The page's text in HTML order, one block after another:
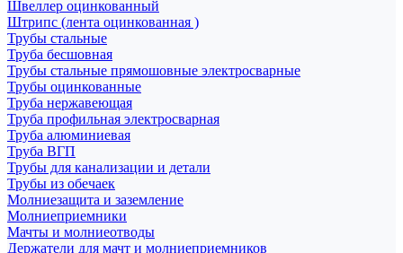
Швеллер оцинкованный
Штрипс (лента оцинкованная )
Трубы стальные
Труба бесшовная
Трубы стальные прямошовные электросварные
Трубы оцинкованные
Труба нержавеющая
Труба профильная электросварная
Труба алюминиевая
Труба ВГП
Трубы для канализации и детали
Трубы из обечаек
Молниезащита и заземление
Молниеприемники
Мачты и молниеотводы
Держатели для мачт и молниеприемников